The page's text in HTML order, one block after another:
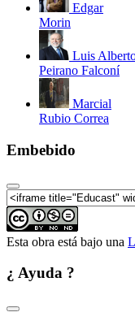
Edgar
Morin
Luis
Peirano Falconí
Marcial
Rubio Correa
Embebido
Esta obra está bajo una
¿ Ayuda ?